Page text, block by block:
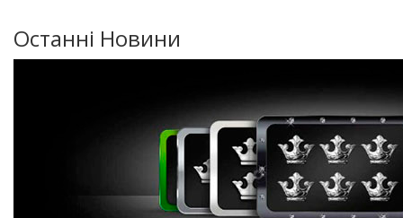
Останні Новини